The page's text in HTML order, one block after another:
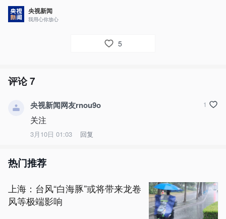
央视新闻
我用心你放心
5
评论7
央视新闻网友rnou9o
关注
3月10日 01:03 回复
1
热门推荐
上海：台风“白海豚”或将带来龙卷
风等极端影响